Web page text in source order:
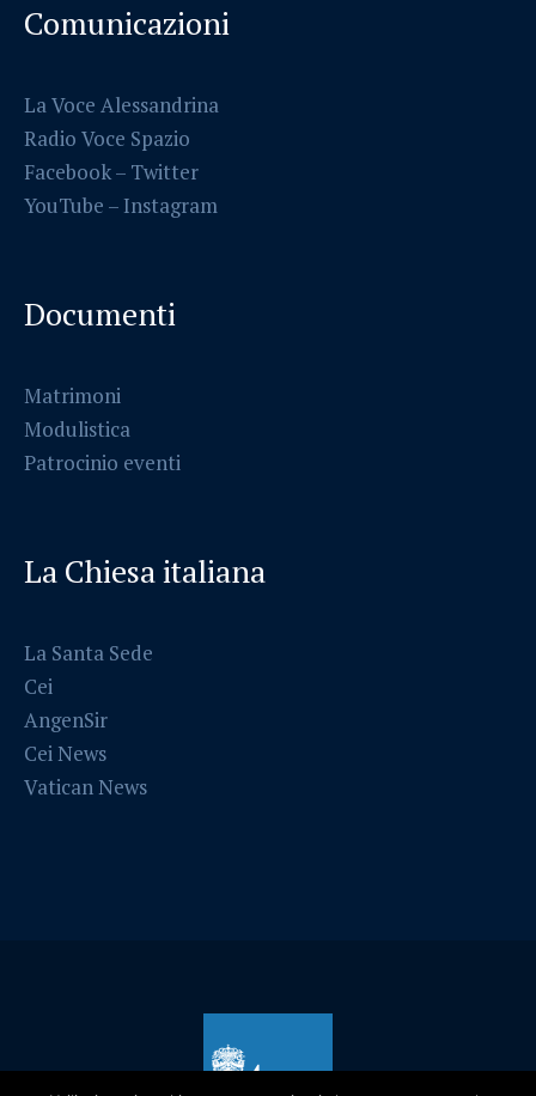
Comunicazioni
La Voce Alessandrina
Radio Voce Spazio
Facebook– Twitter
YouTube – Instagram
Documenti
Matrimoni
Modulistica
Patrocinio eventi
La Chiesa italiana
La Santa Sede
Cei
AngenSir
Cei News
Vatican News